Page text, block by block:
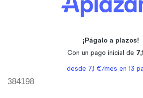
384198